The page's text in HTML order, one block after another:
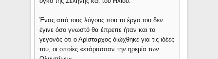
Ένας από τους λόγους που το έργο του δεν
έγινε όσο γνωστό θα έπρεπε ήταν και το
γεγονός ότι ο Αρίσταρχος διώχθηκε για τις ιδέες
του, οι οποίες «ετάρασσαν την ηρεμία των